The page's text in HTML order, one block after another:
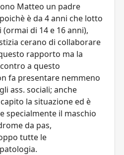
Matteo un padre
è da 4 anni che lotto
di 14 e 16 anni),
cerano di collaborare
rapporto ma la
a questo
fa presentare nemmeno
ass. sociali; anche
la situazione ed è
specialmente il maschio
da pas,
tutte le